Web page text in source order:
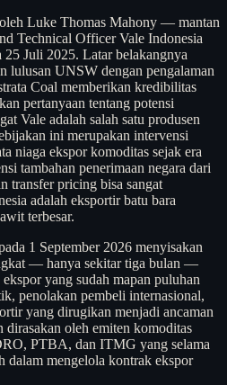
Luke Thomas Mahony — mantan
Technical Officer Vale Indonesia
Juli 2025. Latar belakangnya
lulusan UNSW dengan pengalaman
Coal memberikan kredibilitas
pertanyaan tentang potensi
Vale adalah salah satu produsen
ini merupakan intervensi
niaga ekspor komoditas sejak era
tambahan penerimaan negara dari
transfer pricing bisa sangat
adalah eksportir batu bara
terbesar.
1 September 2026 menyisakan
— hanya sekitar tiga bulan —
yang sudah mapan puluhan
penolakan pembeli internasional,
yang dirugikan menjadi ancaman
dirasakan oleh emiten komoditas
PTBA, dan ITMG yang selama
mengelola kontrak ekspor